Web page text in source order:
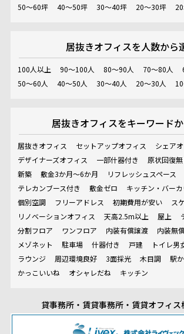
50～60坪
40～50坪 30～40坪 20～30坪
居抜きオフィスを人数から
100人以上 90～100人 80～90人 70～80人
50～60人
40～50人 30～40人 20～30人
居抜きオフィスをキーワード
居抜きオフィス セットアップオフィス シェア
デザイナーズオフィス
一部什器付き 原状回復
新築
敷金3か月～6か月
リフレッシュスペース
テレカンブース付き
敷金ゼロ
キッチン・バー
個別空調
フリーアドレス 初期費用が安い ス
リノベーションオフィス
天高2.5m以上 屋上
分割フロア
ワンフロア 内装有償譲渡 内装無
メゾネット
駐車場 什器付き 戸建 トイレ男
ラウンジ
周辺環境良好 3面採光 木目調
駅
かっこいいね
オシャレだね キッチン
貸事務所・賃貸事務所・賃貸オフィス